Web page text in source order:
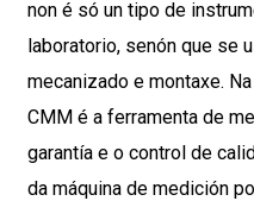
non é só un tipo de
laboratorio, senón que se
mecanizado e montaxe.
CMM é a ferramenta de
garantía e o control de
da máquina de medición